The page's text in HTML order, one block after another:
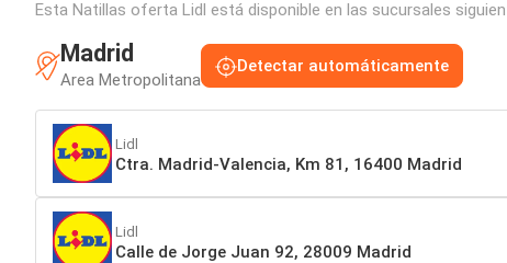
Esta Natillas oferta Lidl está disponible en las sucursales
Madrid
Area Metropolitana
Detectar automáticamente
Lidl
Ctra. Madrid-Valencia, Km 81, 16400 Madrid
Lidl
Calle de Jorge Juan 92, 28009 Madrid